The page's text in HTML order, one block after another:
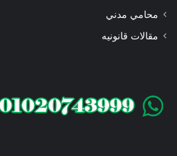
محامي مدني
مقالات قانونيه